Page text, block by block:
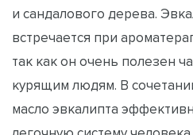
и сандалового дерева.
встречается при
так как он очень полезен
курящим людям. В
масло эвкалипта